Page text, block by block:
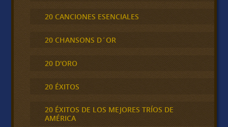
20 CANCIONES ESENCIALES
20 CHANSONS D´OR
20 D'ORO
20 ÉXITOS
20 ÉXITOS DE LOS MEJORES TRÍOS DE
AMÉRICA